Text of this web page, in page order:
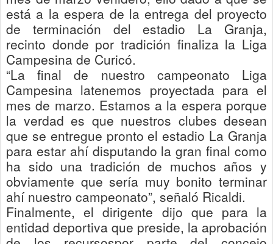
está a la espera de la entrega del proyecto
de terminación del estadio La Granja,
recinto donde por tradición finaliza la Liga
Campesina de Curicó.
“La final de nuestro campeonato Liga
Campesina latenemos proyectadapara el
mes de marzo. Estamos a la espera porque
la verdad es que nuestros clubes desean
que se entregue pronto el estadio La Granja
para estar ahí disputando la gran final como
ha sido una tradición de muchos años y
obviamente que sería muy bonito terminar
ahí nuestro campeonato”, señaló Ricaldi.
Finalmente, el dirigente dijo que para la
entidad deportiva que preside, la aprobación